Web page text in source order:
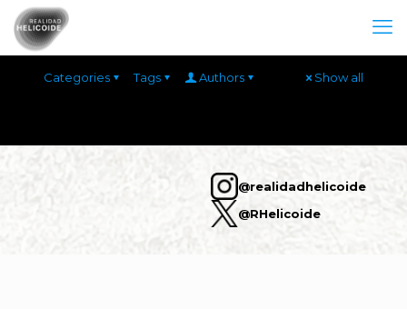
Categories Tags Authors Show all
@realidadhelicoide
@RHelicoide